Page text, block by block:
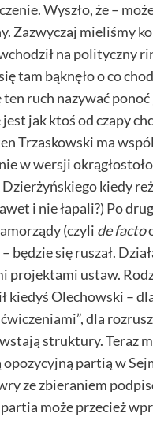
. Wyszło, że –
Zazwyczaj mieliśmy
na polityczny
tam bąknęło o co
ruch nazywać
jak ktoś od czapy
Trzaskowski ma
w wersji
kiedy
i nie łapali?) Po
(czyli de facto
będzie się ruszał.
ustaw.
kiedyś Olechowski –
mi”, dla
struktury. Teraz
partią w
ze zbieraniem
może przecież